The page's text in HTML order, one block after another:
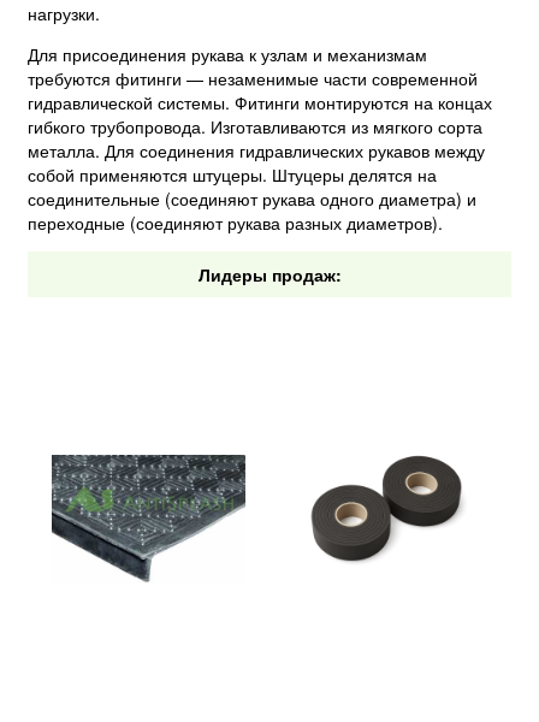
нагрузки.
Для присоединения рукава к узлам и механизмам
требуются фитинги — незаменимые части современной
гидравлической системы. Фитинги монтируются на концах
гибкого трубопровода. Изготавливаются из мягкого сорта
металла. Для соединения гидравлических рукавов между
собой применяются штуцеры. Штуцеры делятся на
соединительные (соединяют рукава одного диаметра) и
переходные (соединяют рукава разных диаметров).
Лидеры продаж: